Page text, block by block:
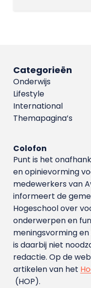
Categorieën
Onderwijs
Lifestyle
International
Themapagina’s
Colofon
Punt is het
en opinievorming
medewerkers van
informeert de
Hogeschool over
onderwerpen en
meningsvorming
is daarbij niet
redactie. Op de
artikelen van het
(HOP).